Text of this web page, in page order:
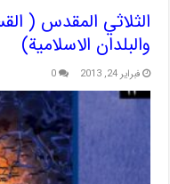
الثلاثي المقدس (
والبلدان الاسلامية)
فبراير 24, 2013 0